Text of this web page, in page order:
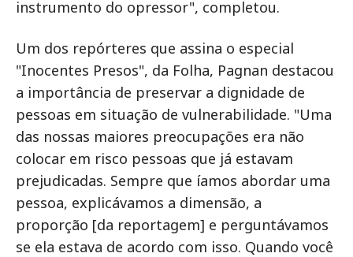
instrumento do opressor", completou.
Um dos repórteres que assina o especial
"Inocentes Presos", da Folha, Pagnan destacou
a importância de preservar a dignidade de
pessoas em situação de vulnerabilidade. "Uma
das nossas maiores preocupações era não
colocar em risco pessoas que já estavam
prejudicadas. Sempre que íamos abordar uma
pessoa, explicávamos a dimensão, a
proporção [da reportagem] e perguntávamos
se ela estava de acordo com isso. Quando você